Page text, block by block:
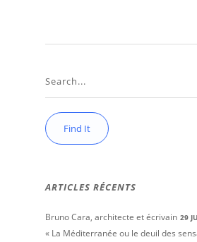
ARTICLES RÉCENTS
Bruno Cara, architecte et écrivain 29
« La Méditerranée ou le deuil des